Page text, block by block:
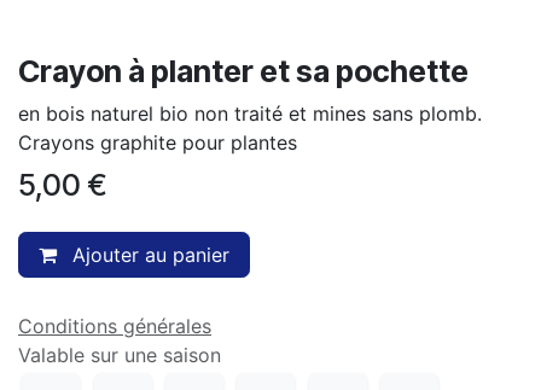
Crayon à planter et sa pochette
en bois naturel bio non traité et mines sans plomb.
Crayons graphite pour plantes
5,00 €
Ajouter au panier
Conditions générales
Valable sur une saison